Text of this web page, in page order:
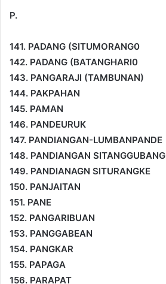
P.
141. PADANG (SITUMORANG0
142. PADANG (BATANGHARI0
143. PANGARAJI (TAMBUNAN)
144. PAKPAHAN
145. PAMAN
146. PANDEURUK
147. PANDIANGAN-LUMBANPANDE
148. PANDIANGAN SITANGGUBANG
149. PANDIANAGN SITURANGKE
150. PANJAITAN
151. PANE
152. PANGARIBUAN
153. PANGGABEAN
154. PANGKAR
155. PAPAGA
156. PARAPAT